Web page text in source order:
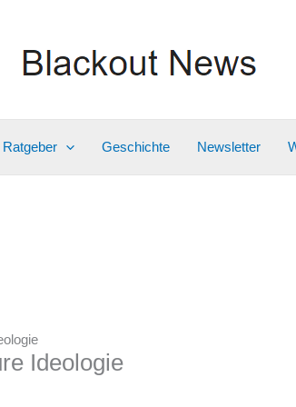
Ratgeber Geschichte Newsletter
Ideologie